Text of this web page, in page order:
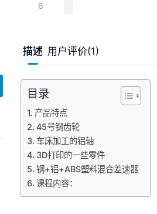
描述 用户评价(1)
目录
产品特点
45号钢齿轮
车床加工的铝轴
3D打印的一些零件
钢+铝+ABS塑料混合差速器
课程内容：